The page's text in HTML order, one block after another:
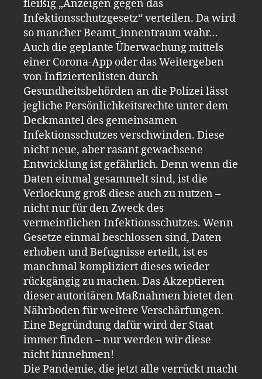
fleißig „Anzeigen gegen das
Infektionsschutzgesetz“ verteilen. Da wird
so mancher Beamt_innentraum wahr…
Auch die geplante Überwachung mittels
einer Corona-App oder das Weitergeben
von Infiziertenlisten durch
Gesundheitsbehörden an die Polizei lässt
jegliche Persönlichkeitsrechte unter dem
Deckmantel des gemeinsamen
Infektionsschutzes verschwinden. Diese
nicht neue, aber rasant gewachsene
Entwicklung ist gefährlich. Denn wenn die
Daten einmal gesammelt sind, ist die
Verlockung groß diese auch zu nutzen –
nicht nur für den Zweck des
vermeintlichen Infektionsschutzes. Wenn
Gesetze einmal beschlossen sind, Daten
erhoben und Befugnisse erteilt, ist es
manchmal kompliziert dieses wieder
rückgängig zu machen. Das Akzeptieren
dieser autoritären Maßnahmen bietet den
Nährboden für weitere Verschärfungen.
Eine Begründung dafür wird der Staat
immer finden – nur werden wir diese
nicht hinnehmen!
Die Pandemie, die jetzt alle verrückt macht